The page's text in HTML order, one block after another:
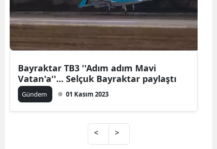
Bayraktar TB3 ''Adım adım Mavi
Vatan'a''... Selçuk Bayraktar paylaştı
Gündem 01 Kasım 2023
< >